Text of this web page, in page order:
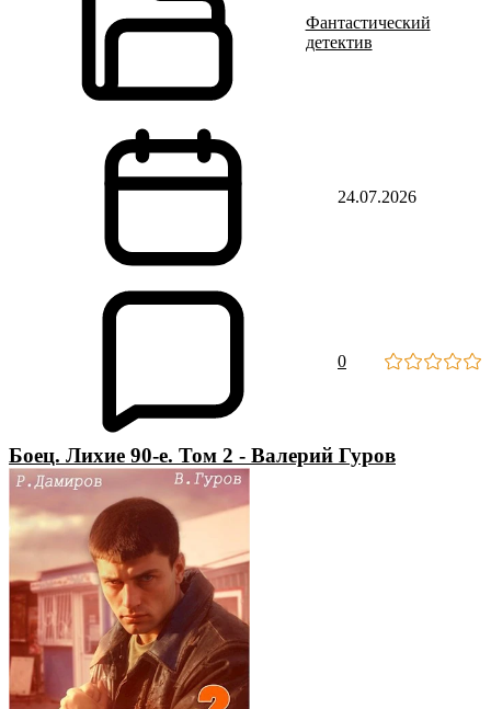
Фантастический
детектив
24.07.2026
0
Боец. Лихие 90-е. Том 2 - Валерий Гуров